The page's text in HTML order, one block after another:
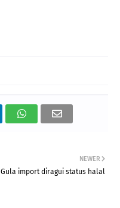
NEWER
Gula import diragui status halal